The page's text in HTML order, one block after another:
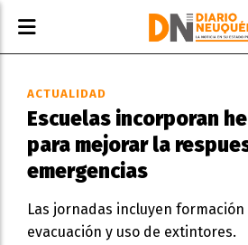
Escuelas incorporan
para mejorar la
emergencias
Las jornadas incluyen
evacuación y uso de extintores.
ACTUALIDAD